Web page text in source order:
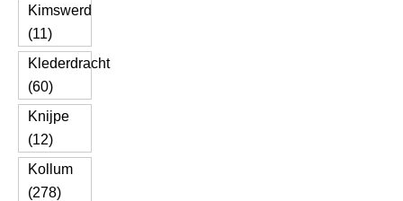
Kimswerd
(11)
Klederdracht
(60)
Knijpe
(12)
Kollum
(278)